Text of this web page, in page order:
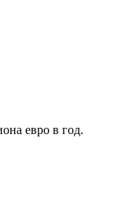
евро в год.